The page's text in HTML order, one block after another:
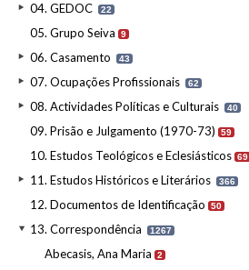
04. GEDOC 22
05. Grupo Seiva 9
06. Casamento 43
07. Ocupações Profissionais 62
08. Actividades Políticas e Culturais 40
09. Prisão e Julgamento (1970-73) 59
10. Estudos Teológicos e Eclesiásticos 69
11. Estudos Históricos e Literários 366
12. Documentos de Identificação 50
13. Correspondência 1267
Abecasis, Ana Maria 2